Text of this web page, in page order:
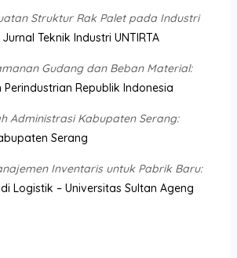
Struktur Rak Palet pada Industri
Jurnal Teknik Industri UNTIRTA
Gudang dan Beban Material:
Perindustrian Republik Indonesia
Administrasi Kabupaten Serang:
Serang
Inventaris untuk Pabrik Baru:
Logistik – Universitas Sultan Ageng